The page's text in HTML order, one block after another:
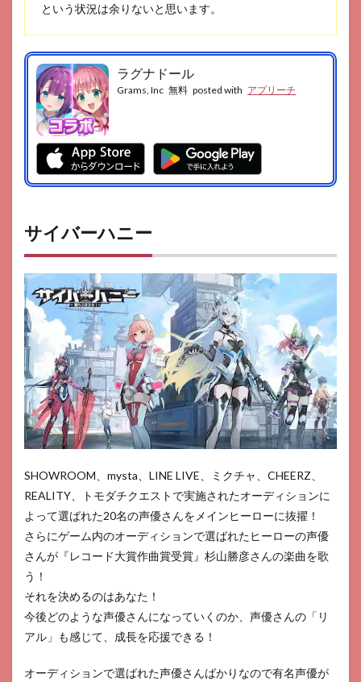
という状況は余りないと思います。
ラグナドール
Grams, Inc 無料 posted with アプリーチ
サイバーハニー
SHOWROOM、mysta、LINE LIVE、ミクチャ、CHEERZ、
REALITY、トモダチクエストで実施されたオーディションに
よって選ばれた20名の声優さんをメインヒーローに抜擢！
さらにゲーム内のオーディションで選ばれたヒーローの声優
さんが『レコード大賞作曲賞受賞』杉山勝彦さんの楽曲を歌
う！
それを決めるのはあなた！
今後どのような声優さんになっていくのか、声優さんの「リ
アル」も感じて、成長を応援できる！
オーディションで選ばれた声優さんばかりなので有名声優が